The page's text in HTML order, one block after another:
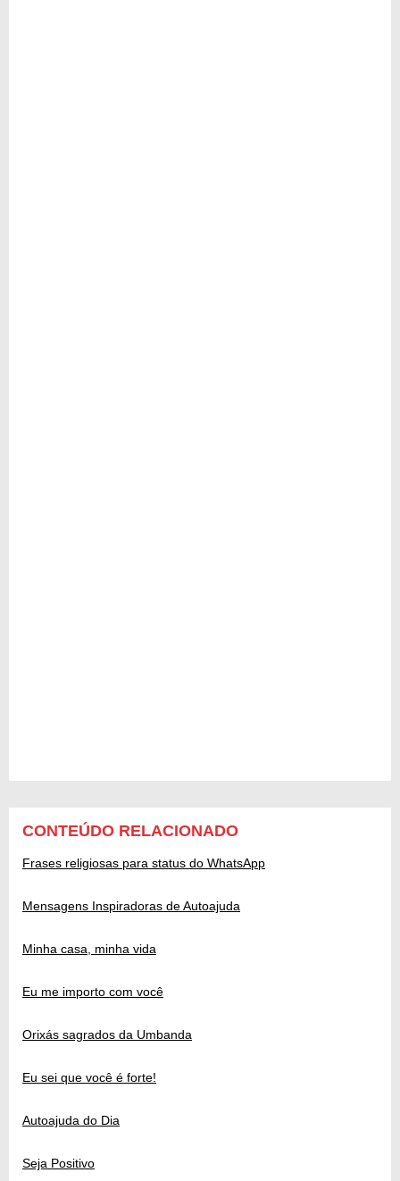
CONTEÚDO RELACIONADO
Frases religiosas para status do WhatsApp
Mensagens Inspiradoras de Autoajuda
Minha casa, minha vida
Eu me importo com você
Orixás sagrados da Umbanda
Eu sei que você é forte!
Autoajuda do Dia
Seja Positivo